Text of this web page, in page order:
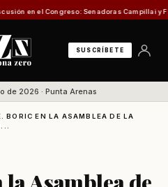
el Congreso: Senadoras Campillai y Flores
SUSCRÍBETE
de 2026 · Punta Arenas
BORIC EN LA ASAMBLEA DE LA